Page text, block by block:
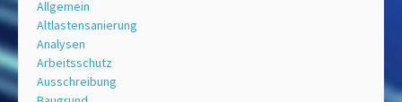
Allgemein
Altlastensanierung
Analysen
Arbeitsschutz
Ausschreibung